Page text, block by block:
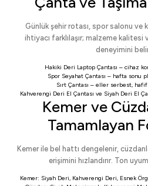
Günlük şehir rotası, spor salonu ve
ihtiyacı farklılaşır; malzeme kalitesi
deneyimini
Hakiki Deri Laptop Çantası – cihaz
Spor Seyahat Çantası – hafta sonu
Sırt Çantası – eller serbest, hafif
Kahverengi Deri El Çantası ve Siyah Deri El
Kemer ve
Tamamlayan
Kemer ile bel hattı dengelenir,
erişimini hızlandırır. Ton
Kemer: Siyah Deri, Kahverengi Deri, Esnek